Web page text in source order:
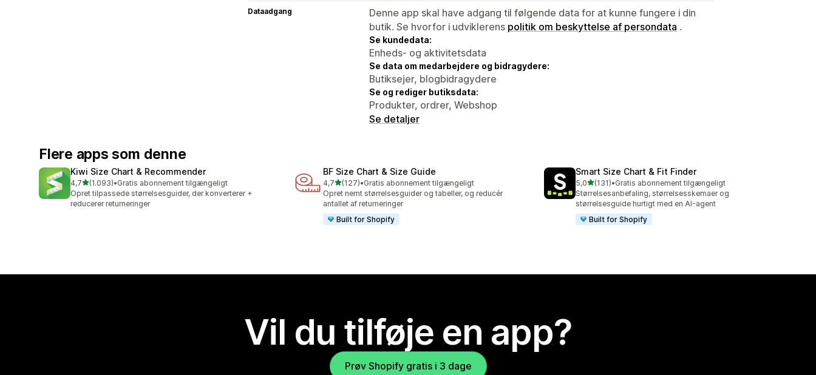
Dataadgang
Denne app skal have adgang til følgende data for at kunne fungere i din
butik. Se hvorfor i udviklerens politik om beskyttelse af persondata .
Se kundedata:
Enheds- og aktivitetsdata
Se data om medarbejdere og bidragydere:
Butiksejer, blogbidragydere
Se og rediger butiksdata:
Produkter, ordrer, Webshop
Se detaljer
Flere apps som denne
Kiwi Size Chart & Recommender
4,7ud af 5 stjerner
(1.093)
1093 anmeldelser i alt
•Gratis abonnement tilgængeligt
Opret tilpassede størrelsesguider, der konverterer +
reducerer returneringer
BF Size Chart & Size Guide
4,7ud af 5 stjerner
(127)
127 anmeldelser i alt
•Gratis abonnement tilgængeligt
Opret nemt størrelsesguider og tabeller, og reducér
antallet af returneringer
Built for Shopify
Smart Size Chart & Fit Finder
5,0ud af 5 stjerner
(131)
131 anmeldelser i alt
•Gratis abonnement tilgængeligt
Størrelsesanbefaling, størrelsesskemaer og
størrelsesguide hurtigt med en AI-agent
Built for Shopify
Vil du tilføje en app?
Prøv Shopify gratis i 3 dage